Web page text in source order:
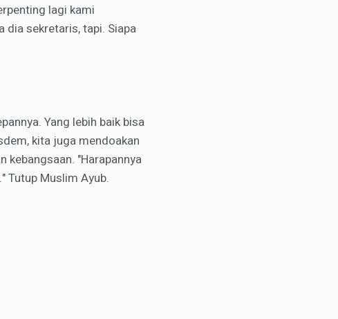
lagi kami
dia sekretaris, tapi. Siapa
Yang lebih baik bisa
kita juga mendoakan
"Harapannya
Tutup Muslim Ayub.